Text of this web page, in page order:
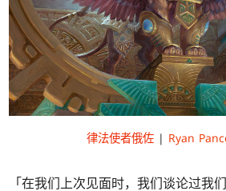
律法使者俄佐| Ryan
「在我们上次见面时，我们谈论过我